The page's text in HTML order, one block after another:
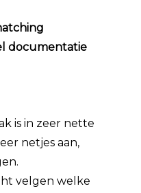
documentatie
is in zeer nette
netjes aan,
velgen welke